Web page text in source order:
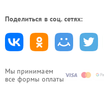
Мы принимаем
все формы оплаты
Поделиться в соц. сетях: